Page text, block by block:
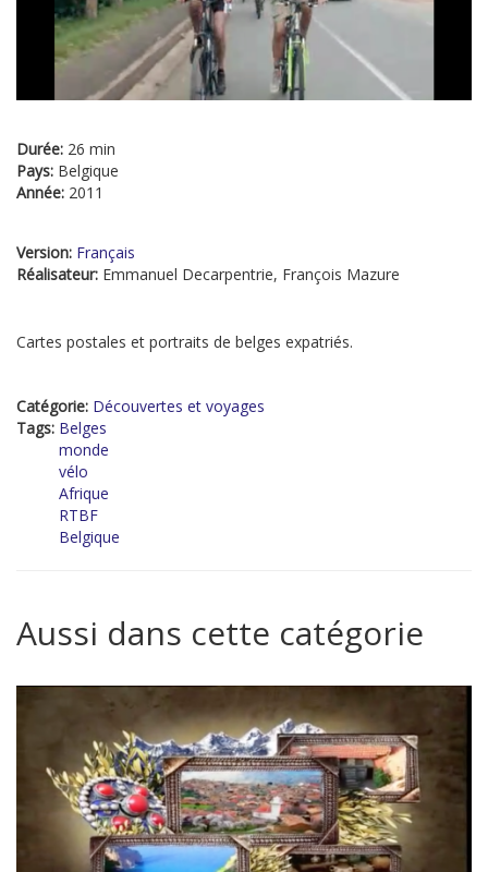
Durée: 26 min
Pays: Belgique
Année: 2011
Version: Français
Réalisateur: Emmanuel Decarpentrie, François Mazure
Cartes postales et portraits de belges expatriés.
Catégorie: Découvertes et voyages
Tags: Belges
monde
vélo
Afrique
RTBF
Belgique
Aussi dans cette catégorie